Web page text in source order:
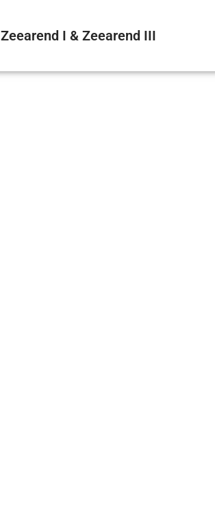
Zeearend I & Zeearend III